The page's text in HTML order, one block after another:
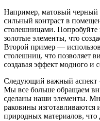
Например, матовый черный
сильный контраст в
столешницами. Попробуйте
золотые элементы, что
Второй пример —
столешниц, что позволяет
создавая эффект модного и
Следующий важный аспект
Мы все больше обращаем
сделаны наши элементы.
раковины изготавливаются
природных материалов, что